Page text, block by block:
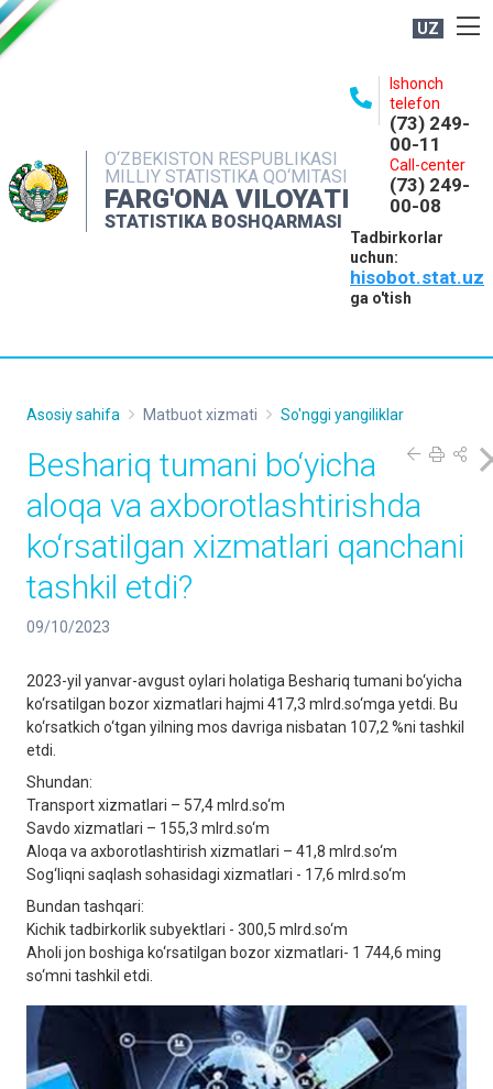
UZ
O‘ZBEKISTON RESPUBLIKASI
MILLIY STATISTIKA QO‘MITASI
FARG'ONA VILOYATI
STATISTIKA BOSHQARMASI
Ishonch
telefon
(73) 249-
00-11
Call-center
(73) 249-
00-08
Tadbirkorlar
uchun:
hisobot.stat.uz
ga o'tish
NASHRLAR
INTERAKTIV XIZMATLAR
MATBUOT XIZMATI
Asosiy sahifa Matbuot xizmati So'nggi yangiliklar
Beshariq tumani bo‘yicha
aloqa va axborotlashtirishda
ko‘rsatilgan xizmatlari qanchani
tashkil etdi?
09/10/2023
2023-yil yanvar-avgust oylari holatiga Beshariq tumani bo‘yicha
ko‘rsatilgan bozor xizmatlari hajmi 417,3 mlrd.so‘mga yetdi. Bu
ko‘rsatkich o‘tgan yilning mos davriga nisbatan 107,2 %ni tashkil
etdi.
Shundan:
Transport xizmatlari – 57,4 mlrd.so‘m
Savdo xizmatlari – 155,3 mlrd.so‘m
Aloqa va axborotlashtirish xizmatlari – 41,8 mlrd.so‘m
Sog‘liqni saqlash sohasidagi xizmatlari - 17,6 mlrd.so‘m
Bundan tashqari:
Kichik tadbirkorlik subyektlari - 300,5 mlrd.so‘m
Aholi jon boshiga ko‘rsatilgan bozor xizmatlari- 1 744,6 ming
so‘mni tashkil etdi.